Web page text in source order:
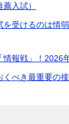
入試）
を受けるのは情
報戦」！2026
くべき最重要の